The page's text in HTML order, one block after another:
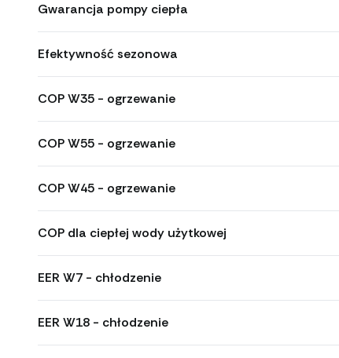
Gwarancja pompy ciepła
Efektywność sezonowa
COP W35 - ogrzewanie
COP W55 - ogrzewanie
COP W45 - ogrzewanie
COP dla ciepłej wody użytkowej
EER W7 - chłodzenie
EER W18 - chłodzenie